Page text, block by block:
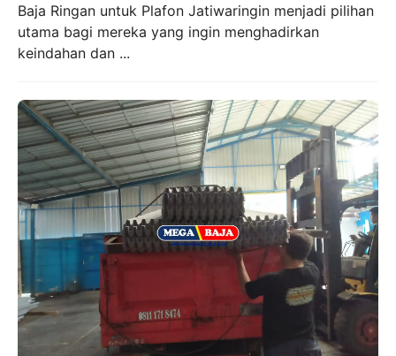
Baja Ringan untuk Plafon Jatiwaringin menjadi pilihan
utama bagi mereka yang ingin menghadirkan
keindahan dan ...